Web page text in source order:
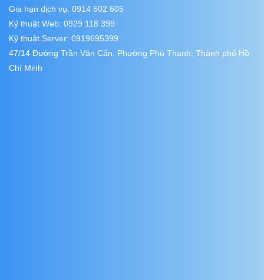
Gia hạn dịch vụ: 0914 602 605
Kỹ thuật Web: 0929 118 399
Kỹ thuật Server: 0919695399
47/14 Đường Trần Văn Cẩn, Phường Phú Thạnh, Thành phố Hồ
Chí Minh